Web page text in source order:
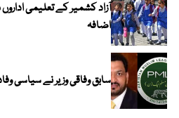
آزاد کشمیر کے تعلیمی
اضافہ
سابق وفاقی وزیر نے سیاسی